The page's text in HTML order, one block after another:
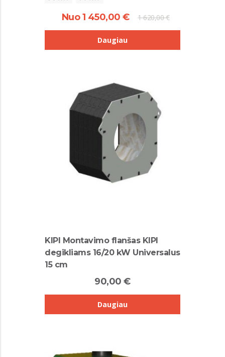
Nuo 1 450,00 € 1 620,00 €
Daugiau
KIPI Montavimo flanšas KIPI
degikliams 16/20 kW Universalus
15 cm
90,00 €
Daugiau